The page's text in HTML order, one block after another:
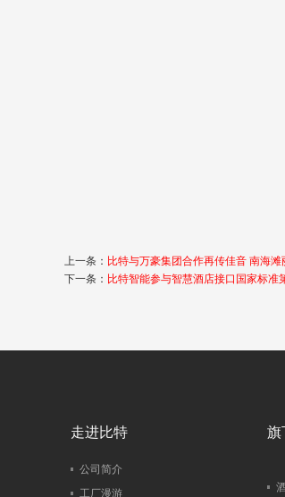
上一条： 比特与万豪集团合作再传佳音 南海
下一条： 比特智能参与智慧酒店接口国家标准
走进比特
公司简介
工厂漫游
旗